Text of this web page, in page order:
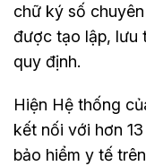
chữ ký số
được tạo lập, lưu
quy định.
Hiện Hệ thống
kết nối với hơn
bảo hiểm y tế